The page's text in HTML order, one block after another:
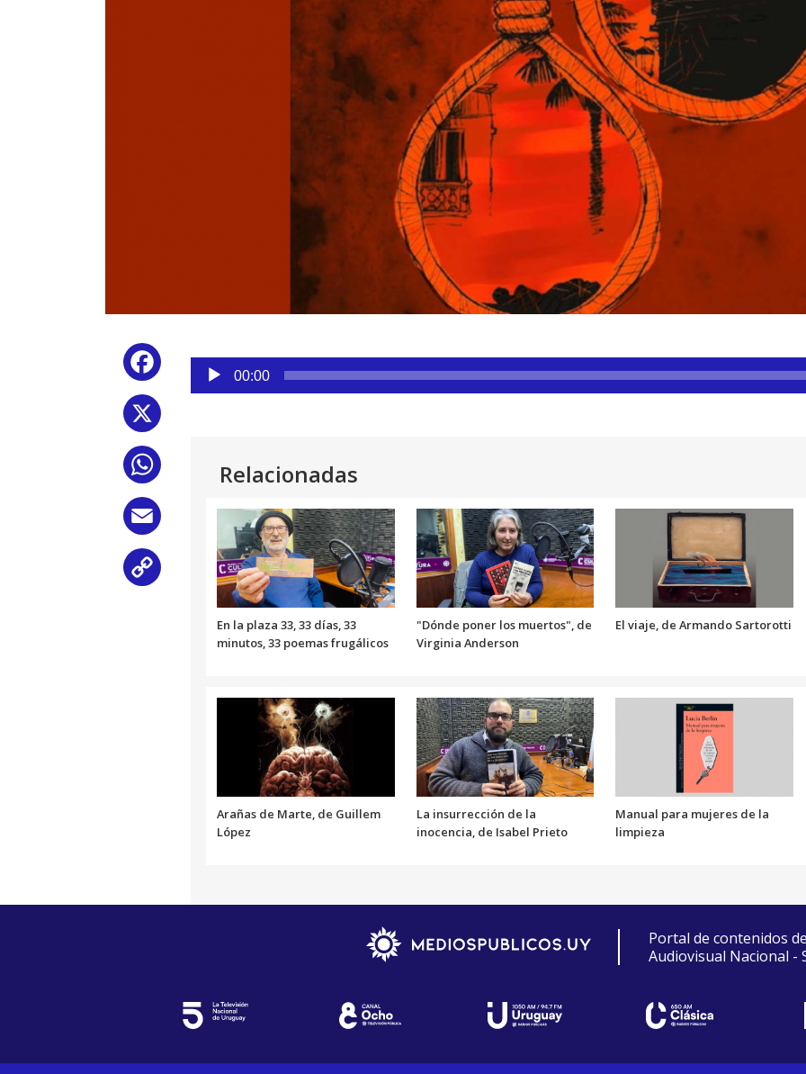
Facebook
WhatsApp
Reproductor
audio
00:00
Relacionadas
En la plaza 33, 33 días, 33
minutos, 33 poemas frugálicos
"Dónde poner los muertos", de
Virginia Anderson
El viaje, de Armando Sartorotti
Arañas de Marte, de Guillem
López
La insurrección de la
inocencia, de Isabel Prieto
Manual para mujeres de la
limpieza
Portal de contenidos
Audiovisual Nacional -